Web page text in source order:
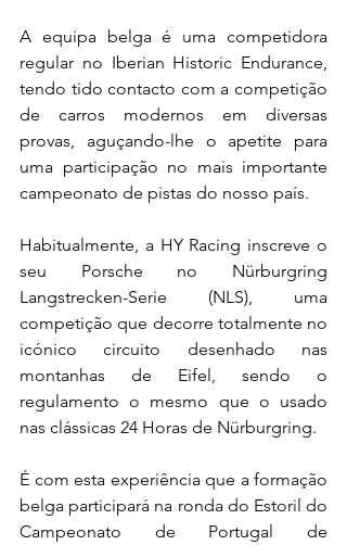
A equipa belga é uma competidora
regular no Iberian Historic Endurance,
tendo tido contacto com a competição
de carros modernos em diversas
provas, aguçando-lhe o apetite para
uma participação no mais importante
campeonato de pistas do nosso país.
Habitualmente, a HY Racing inscreve o
seu Porsche no Nürburgring
Langstrecken-Serie (NLS), uma
competição que decorre totalmente no
icónico circuito desenhado nas
montanhas de Eifel, sendo o
regulamento o mesmo que o usado
nas clássicas 24 Horas de Nürburgring.
É com esta experiência que a formação
belga participará na ronda do Estoril do
Campeonato de Portugal de